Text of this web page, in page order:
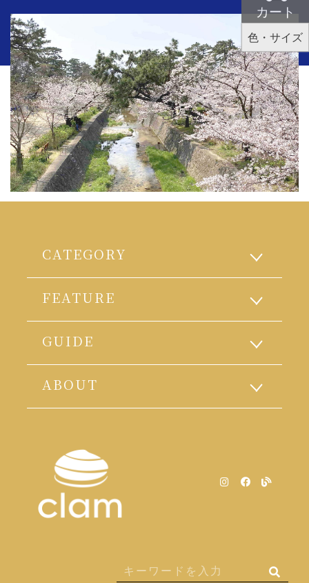
カート
色・サイズ
CATEGORY
FEATURE
GUIDE
ABOUT